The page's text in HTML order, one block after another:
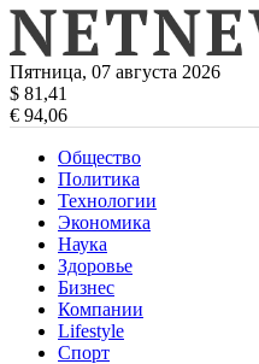
Пятница, 07 августа 2026
$ 81,41
€ 94,06
Общество
Политика
Технологии
Экономика
Наука
Здоровье
Бизнес
Компании
Lifestyle
Спорт